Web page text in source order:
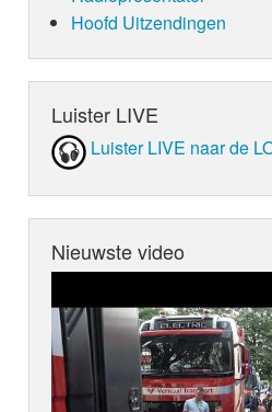
Hoofd Uitzendingen
Luister LIVE
Luister LIVE naar de
Nieuwste video